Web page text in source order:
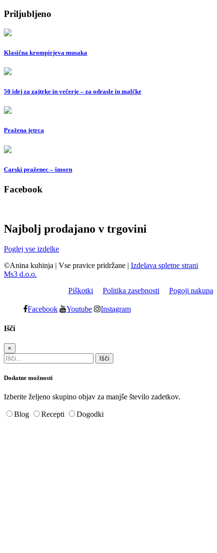
Priljubljeno
Klasična krompirjeva musaka
50 idej za zajtrke in večerje – za odrasle in malčke
Pražena jetrca
Carski praženec – šmorn
Facebook
Najbolj prodajano v trgovini
Poglej vse izdelke
©Anina kuhinja | Vse pravice pridržane | Izdelava spletne strani
Ms3 d.o.o.
Piškotki
Politika zasebnosti Pogoji nakupa
Facebook Youtube Instagram
Išči
×
Dodatne možnosti
Izberite željeno skupino objav za manjše število zadetkov.
Blog Recepti Dogodki